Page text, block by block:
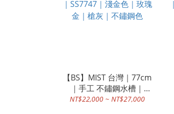
【BS】MIST 台灣｜77cm
｜手工 不鏽鋼水槽｜
SS7747｜淺金色｜玫瑰金
NT$22,000 ~ NT$27,000